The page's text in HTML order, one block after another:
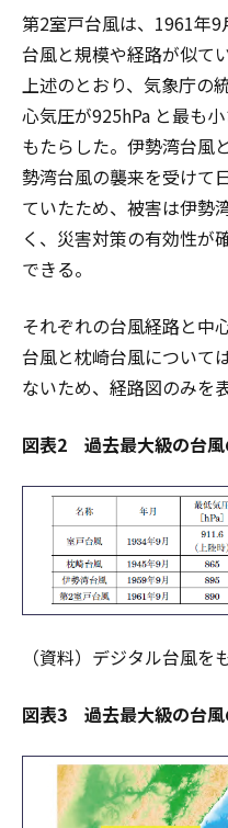
第2室戸台風は、1961年
台風と規模や経路が似て
上述のとおり、気象庁の
心気圧が925hPa と最も
もたらした。伊勢湾台風
勢湾台風の襲来を受けて
ていたため、被害は伊勢
く、災害対策の有効性が
できる。
それぞれの台風経路と中
台風と枕崎台風について
ないため、経路図のみを
図表2 過去最大級の台風
（資料）デジタル台風を
図表3 過去最大級の台風